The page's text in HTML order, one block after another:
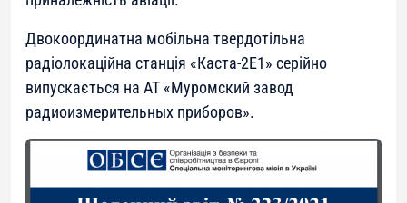
Двокоординатна мобільна твердотільна
радіолокаційна станція «Каста-2Е1» серійно
випускається на АТ «Муромский завод
радиоизмерительных приборов».